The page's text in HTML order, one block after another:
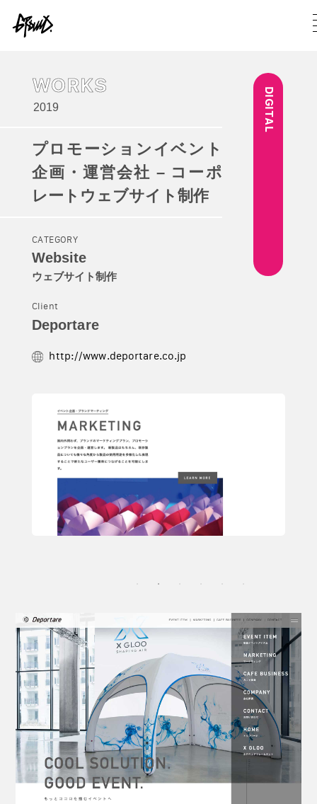
WORKS
2019
プロモーションイベント
企画・運営会社 – コーポ
レートウェブサイト制作
CATEGORY
Website
ウェブサイト制作
Client
Deportare
http://www.deportare.co.jp
DIGITAL